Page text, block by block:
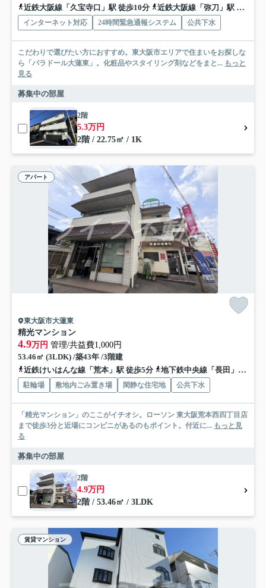
近鉄大阪線「久宝寺口」駅 徒歩10分
近鉄大阪線「弥刀」駅 徒歩12分
インターネット対応 24時間緊急通報システム 公共下水
こだわりで選びたい方におすすめ。東大阪市エリアで住まいをお探しな
ら「パラドール大蓮東」。化粧品やスタイリング剤などをまと... もっと
見る
募集中の部屋
2階
5.3万円
2階 / 22.75㎡ / 1K
アパート
東大阪市大蓮東
精光マンション
4.9万円 管理/共益費1,000円
53.46㎡ (3LDK) /築43年 /3階建
近鉄けいはんな線「荒本」駅 徒歩5分
地下鉄中央線「長田」駅 徒歩12分
駐輪場 敷地内ごみ置き場 閑静な住宅地 公共下水
「精光マンション」のここがイチオシ。ローソン 東大阪荒本西四丁目店
まで徒歩3分と近場にコンビニがあるのもポイント。付近に... もっと見
る
募集中の部屋
2階
4.9万円
2階 / 53.46㎡ / 3LDK
賃貸マンション